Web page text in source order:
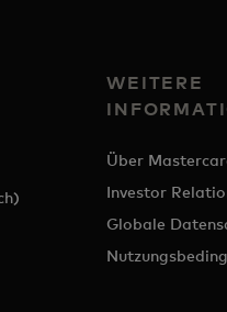
WEITERE
Über
Investor
Globale